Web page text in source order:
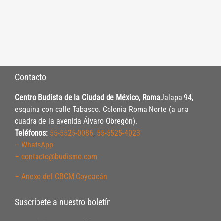
Contacto
Centro Budista de la Ciudad de México, RomaJalapa 94,
esquina con calle Tabasco. Colonia Roma Norte (a una
cuadra de la avenida Álvaro Obregón).
Teléfonos: 55-5525-0086, 55-5525-4023
– WhatsApp
– contacto@budismo.com
– Anexo del CBCM Coyoacán
Suscríbete a nuestro boletín